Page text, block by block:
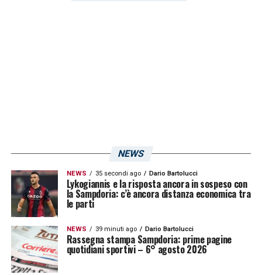
NEWS
NEWS 35 secondi ago Dario Bartolucci
Lykogiannis e la risposta ancora in sospeso con
la Sampdoria: c’è ancora distanza economica tra
le parti
NEWS 39 minuti ago Dario Bartolucci
Rassegna stampa Sampdoria: prime pagine
quotidiani sportivi – 6° agosto 2026